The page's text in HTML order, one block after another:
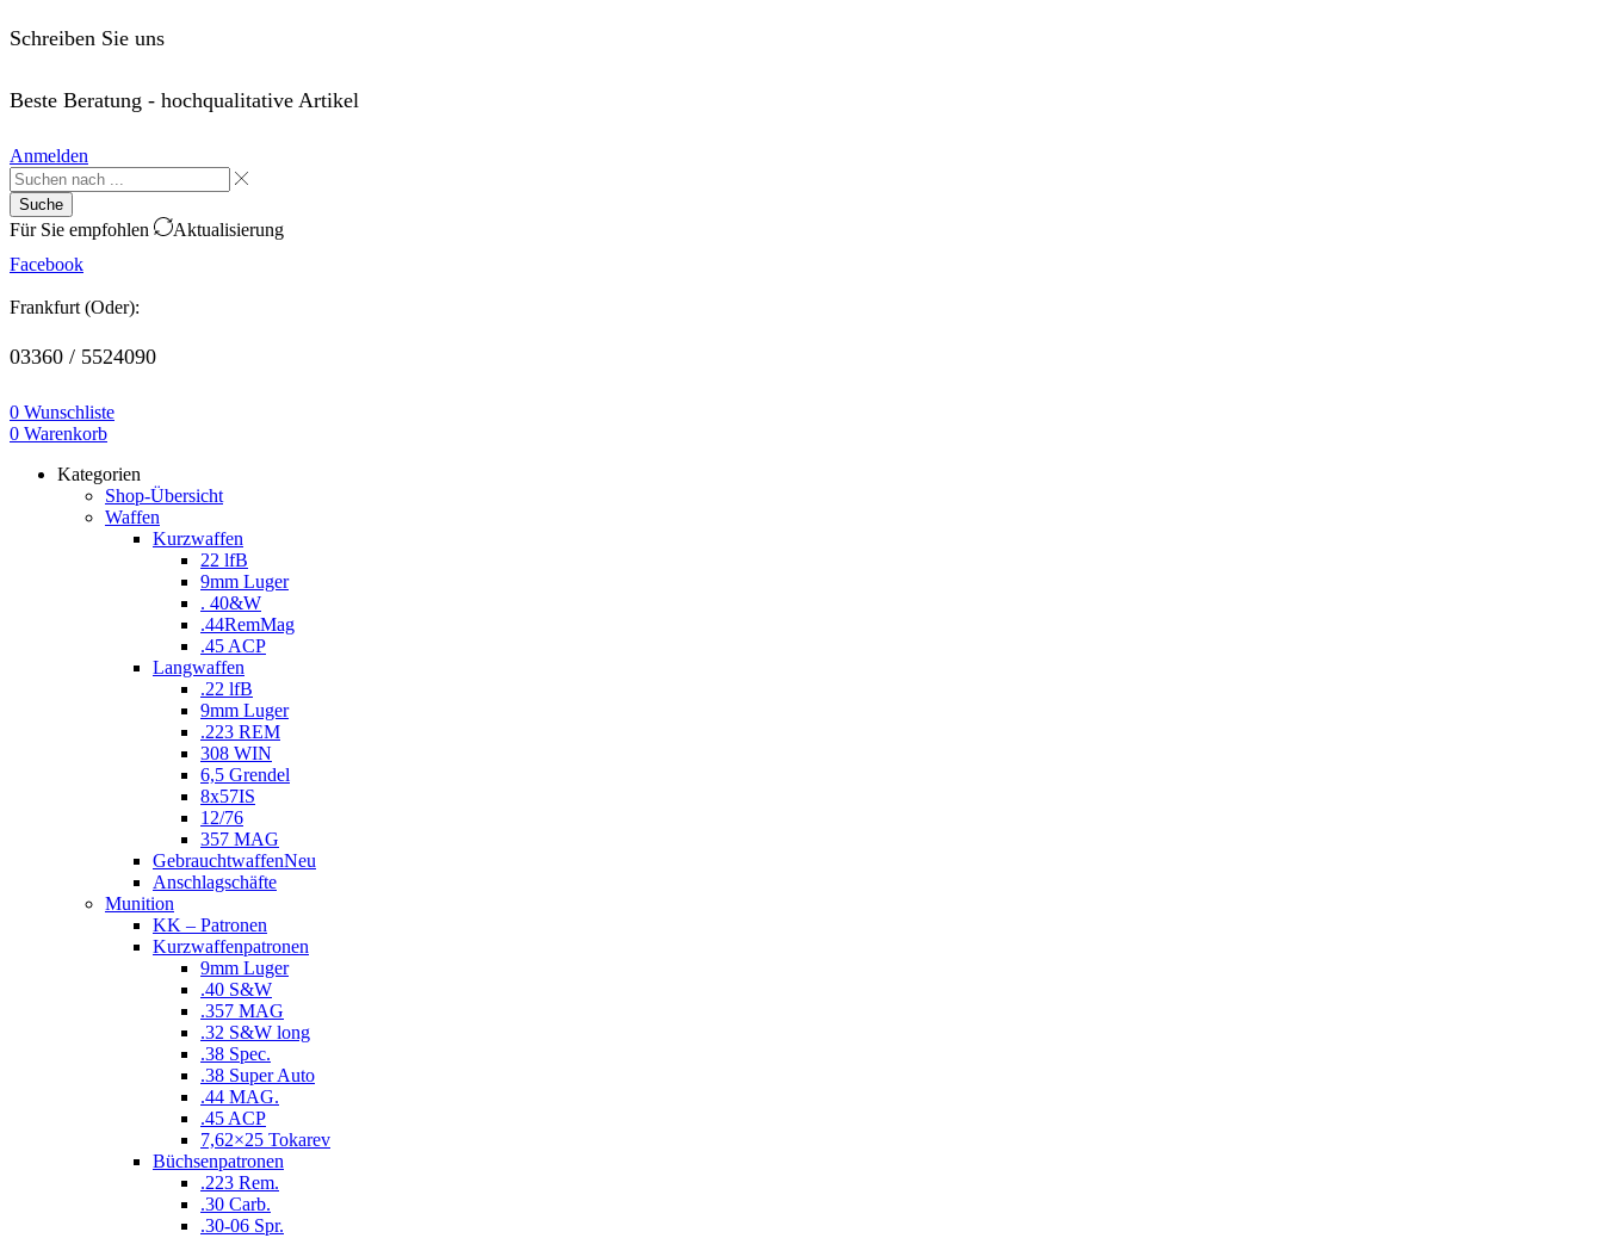
Schreiben Sie uns
Beste Beratung - hochqualitative Artikel
Anmelden
Suche
Für Sie empfohlen
Aktualisierung
Facebook
Frankfurt (Oder):
03360 / 5524090
0 Wunschliste
0 Warenkorb
Kategorien
Shop-Übersicht
Waffen
Kurzwaffen
22 lfB
9mm Luger
. 40&W
.44RemMag
.45 ACP
Langwaffen
.22 lfB
9mm Luger
.223 REM
308 WIN
6,5 Grendel
8x57IS
12/76
357 MAG
GebrauchtwaffenNeu
Anschlagschäfte
Munition
KK – Patronen
Kurzwaffenpatronen
9mm Luger
.40 S&W
.357 MAG
.32 S&W long
.38 Spec.
.38 Super Auto
.44 MAG.
.45 ACP
7,62×25 Tokarev
Büchsenpatronen
.223 Rem.
.30 Carb.
.30-06 Spr.